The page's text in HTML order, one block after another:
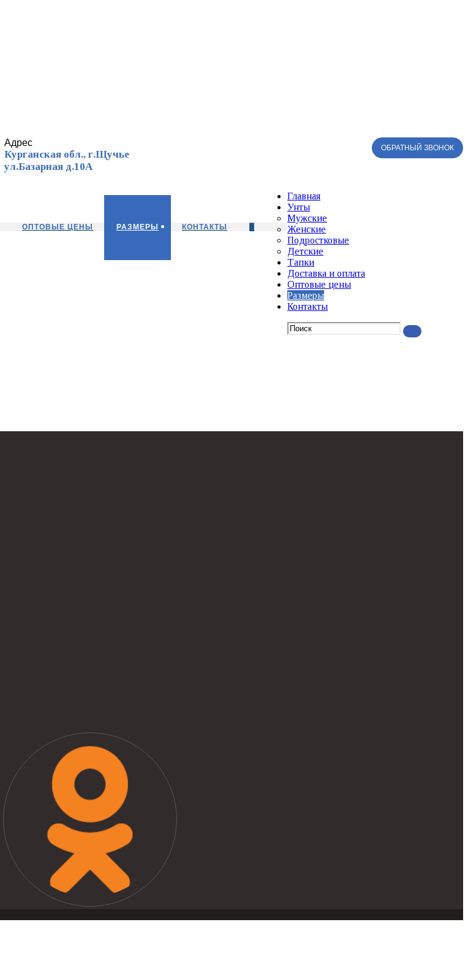
Адрес
Курганская обл., г.Щучье
ул.Базарная д.10А
ОБРАТНЫЙ ЗВОНОК
ОПТОВЫЕ ЦЕНЫ РАЗМЕРЫ КОНТАКТЫ 0
Главная
Унты
Мужские
Женские
Подростковые
Детские
Тапки
Доставка и оплата
Оптовые цены
Размеры
Контакты